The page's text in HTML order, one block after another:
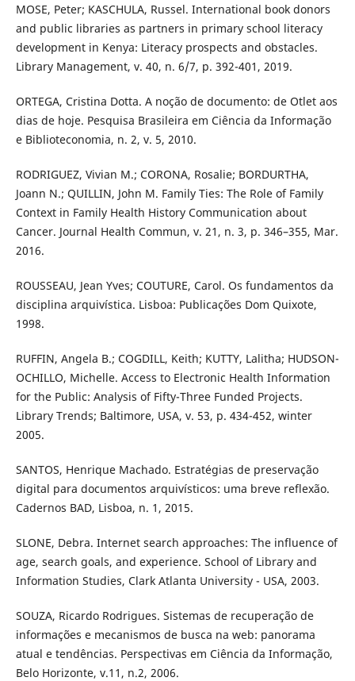
MOSE, Peter; KASCHULA, Russel. International book donors
and public libraries as partners in primary school literacy
development in Kenya: Literacy prospects and obstacles.
Library Management, v. 40, n. 6/7, p. 392-401, 2019.
ORTEGA, Cristina Dotta. A noção de documento: de Otlet aos
dias de hoje. Pesquisa Brasileira em Ciência da Informação
e Biblioteconomia, n. 2, v. 5, 2010.
RODRIGUEZ, Vivian M.; CORONA, Rosalie; BORDURTHA,
Joann N.; QUILLIN, John M. Family Ties: The Role of Family
Context in Family Health History Communication about
Cancer. Journal Health Commun, v. 21, n. 3, p. 346–355, Mar.
2016.
ROUSSEAU, Jean Yves; COUTURE, Carol. Os fundamentos da
disciplina arquivística. Lisboa: Publicações Dom Quixote,
1998.
RUFFIN, Angela B.; COGDILL, Keith; KUTTY, Lalitha; HUDSON-
OCHILLO, Michelle. Access to Electronic Health Information
for the Public: Analysis of Fifty-Three Funded Projects.
Library Trends; Baltimore, USA, v. 53, p. 434-452, winter
2005.
SANTOS, Henrique Machado. Estratégias de preservação
digital para documentos arquivísticos: uma breve reflexão.
Cadernos BAD, Lisboa, n. 1, 2015.
SLONE, Debra. Internet search approaches: The influence of
age, search goals, and experience. School of Library and
Information Studies, Clark Atlanta University - USA, 2003.
SOUZA, Ricardo Rodrigues. Sistemas de recuperação de
informações e mecanismos de busca na web: panorama
atual e tendências. Perspectivas em Ciência da Informação,
Belo Horizonte, v.11, n.2, 2006.